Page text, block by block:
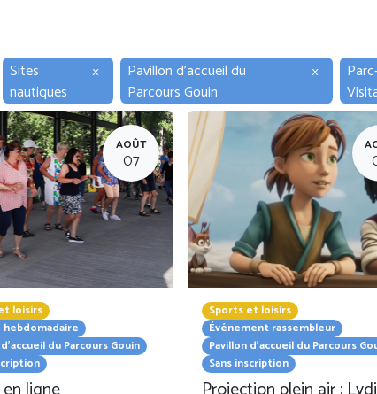
Sites
nautiques
×
Pavillon d'accueil du
Parcours Gouin
×
AOÛT
07
loisirs
du Parcours Gouin
Sports et loisirs
Événement rassembleur
Pavillon d'accueil du Parcours
Sans inscription